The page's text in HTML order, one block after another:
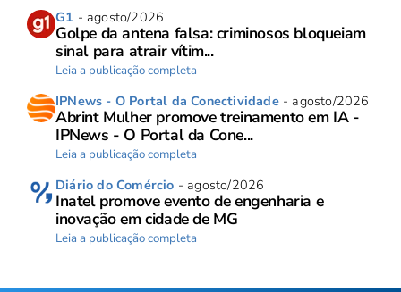
G1 - agosto/2026
Golpe da antena falsa: criminosos bloqueiam
sinal para atrair vítim...
Leia a publicação completa
IPNews - O Portal da Conectividade- agosto/2026
Abrint Mulher promove treinamento em IA -
IPNews - O Portal da Cone...
Leia a publicação completa
Diário do Comércio - agosto/2026
Inatel promove evento de engenharia e
inovação em cidade de MG
Leia a publicação completa